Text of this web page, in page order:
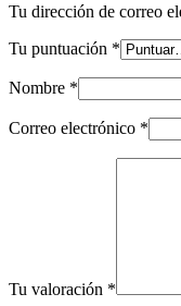
Tu dirección de correo
Tu puntuación *
Nombre *
Correo electrónico *
Tu valoración *